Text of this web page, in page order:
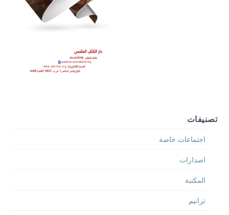
تصنيفات
اجتماعات خاصة
اصدارات
المكتبة
ترانيم